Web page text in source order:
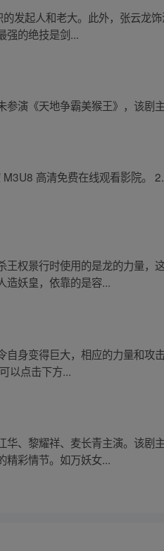
发起人和老大。此外，张云龙
强的绝技是剑...
演《天地争霸美猴王》，该剧
高清免费在线观看影院。
权景行时使用的是龙的力量，
造妖皇，依靠的是容...
身变得巨大，相应的力量和攻
以点击下方...
华、黎耀祥、麦长青主演。该
精彩情节。如万妖女...